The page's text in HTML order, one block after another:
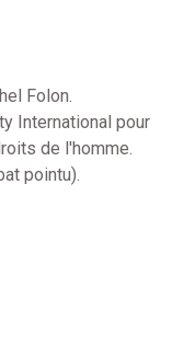
Folon.
International pour
de l'homme.
pointu).